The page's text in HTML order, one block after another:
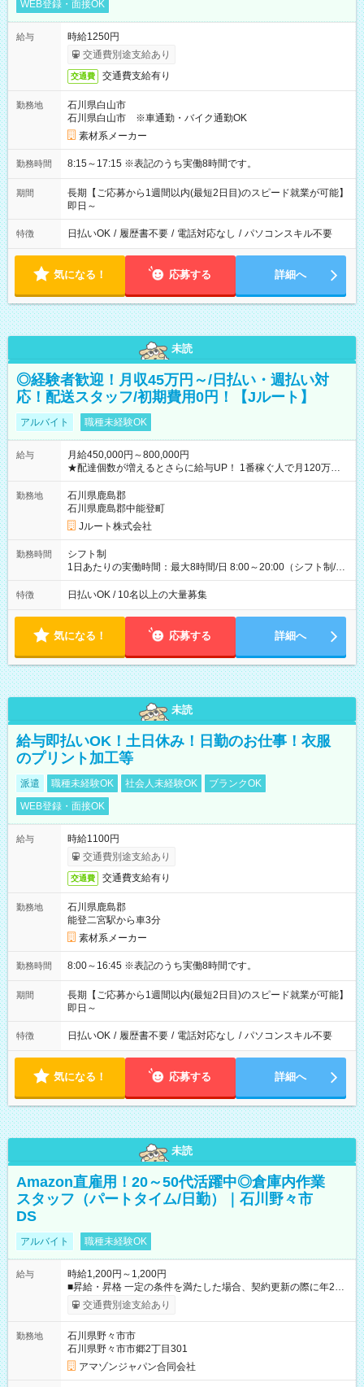
WEB登録・面接OK
給与
時給1250円
交通費別途支給あり
交通費 交通費支給有り
勤務地
石川県白山市
石川県白山市 ※車通勤・バイク通勤OK
素材系メーカー
勤務時間 8:15～17:15 ※表記のうち実働8時間です。
期間
長期【ご応募から1週間以内(最短2日目)のスピード就業が可能】
即日～
特徴 日払いOK / 履歴書不要 / 電話対応なし / パソコンスキル不要
気になる！ 応募する 詳細へ
未読
◎経験者歓迎！月収45万円～/日払い・週払い対
応！配送スタッフ/初期費用0円！【Jルート】
アルバイト 職種未経験OK
給与
月給450,000円～800,000円
★配達個数が増えるとさらに給与UP！ 1番稼ぐ人で月120万ほ
ど！ ・主要都市エリア 月収55万円／週5日稼働 月収65万~112
万円／週6日稼働 ・地方郊外エリア 月収40万円／週5日稼働 月
収40万円~50万円／週6日稼働 ＜モデルイメージ＞ ■月収50万
円 (27歳男性/江東区在住)※元建築関係 1日150個配達×25日勤務
(日休み) ■月収80万円(43歳男性/墨田区在住)※元営業 1日200個
勤務地
石川県鹿島郡
石川県鹿島郡中能登町
Jルート株式会社
勤務時間
シフト制
1日あたりの実働時間：最大8時間/日 8:00～20:00（シフト制/実
働8時間） ※週5日勤務（場所次第では週4も有り） ※配達状況
によって時間外での勤務可能性有り ※案件により多少の前後あ
特徴 日払いOK / 10名以上の大量募集
気になる！ 応募する 詳細へ
未読
給与即払いOK！土日休み！日勤のお仕事！衣服
のプリント加工等
派遣 職種未経験OK 社会人未経験OK
ブランクOK
WEB登録・面接OK
給与
時給1100円
交通費別途支給あり
交通費 交通費支給有り
勤務地
石川県鹿島郡
能登二宮駅から車3分
素材系メーカー
勤務時間 8:00～16:45 ※表記のうち実働8時間です。
期間
長期【ご応募から1週間以内(最短2日目)のスピード就業が可能】
即日～
特徴 日払いOK / 履歴書不要 / 電話対応なし / パソコンスキル不要
気になる！ 応募する 詳細へ
未読
Amazon直雇用！20～50代活躍中◎倉庫内作業
スタッフ（パートタイム/日勤）｜石川野々市
DS
アルバイト 職種未経験OK
給与
時給1,200円～1,200円
■昇給・昇格 一定の条件を満たした場合、契約更新の際に年2回
まで昇給の機会があります。 ■正社員登用制度あり ※月末締/翌
月25日支払い ※時間外手当、別途支給 ※深夜割増賃金 (22:00～
☆Amazon直雇用で安定して働けます！ 【試用期間】試用期間
あり 試用期間の長さ：1週間 雇用形態、給与は本採用時と同じ
です。
交通費別途支給あり
勤務地
石川県野々市市
石川県野々市市郷2丁目301
アマゾンジャパン合同会社